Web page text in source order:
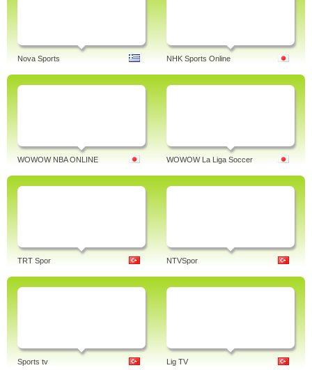
Nova Sports NHK Sports Online
WOWOW NBA ONLINE WOWOW La Liga Soccer
TRT Spor NTVSpor
Sports tv Lig TV